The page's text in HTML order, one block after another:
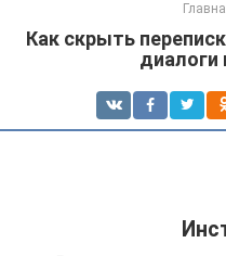
Как скрыть
диалоги